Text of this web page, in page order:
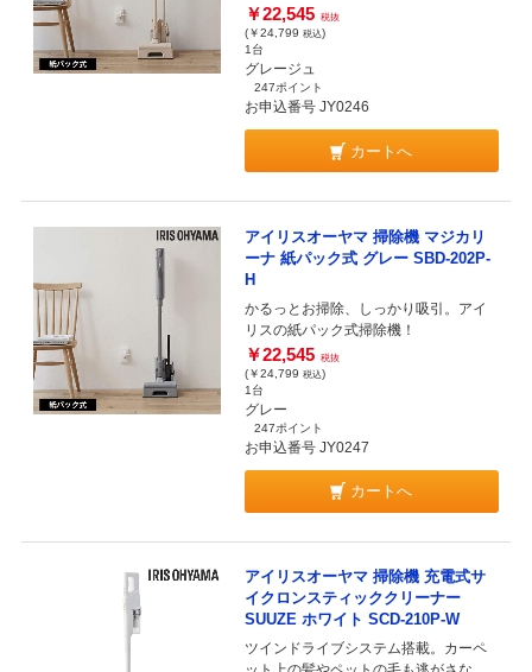
￥22,545 税抜
(￥24,799 税込)
1台
グレージュ
247ポイント
お申込番号 JY0246
カートへ
アイリスオーヤマ 掃除機 マジカリ
ーナ 紙パック式 グレー SBD-202P-
H
かるっとお掃除、しっかり吸引。アイ
リスの紙パック式掃除機！
￥22,545 税抜
(￥24,799 税込)
1台
グレー
247ポイント
お申込番号 JY0247
カートへ
アイリスオーヤマ 掃除機 充電式サ
イクロンスティッククリーナー
SUUZE ホワイト SCD-210P-W
ツインドライブシステム搭載。カーペ